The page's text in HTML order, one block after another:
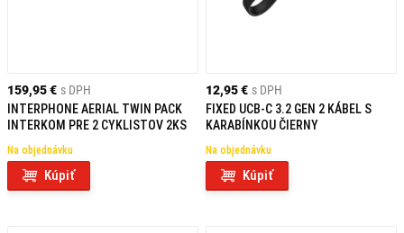
159,95 € s DPH
INTERPHONE AERIAL TWIN PACK
INTERKOM PRE 2 CYKLISTOV 2KS
Na objednávku
Kúpiť
12,95 € s DPH
FIXED UCB-C 3.2 GEN 2 KÁBEL S
KARABÍNKOU ČIERNY
Na objednávku
Kúpiť